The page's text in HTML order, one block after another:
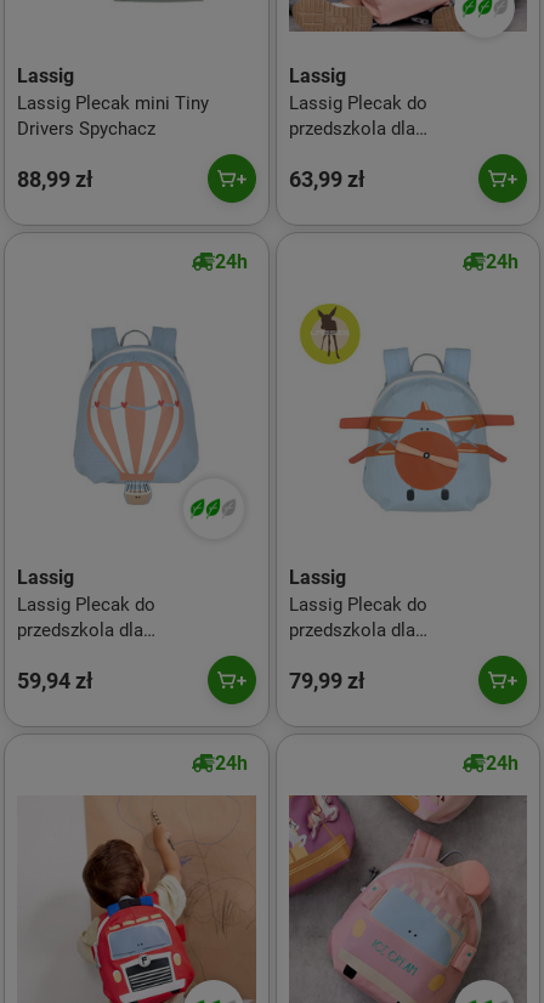
Lassig
Lassig Plecak mini Tiny
Drivers Spychacz
88,99 zł
Lassig
Lassig Plecak do
przedszkola dla
przedszkolaka Tiny Drivers
Diabelski młyn
63,99 zł
24h
Lassig
Lassig Plecak do
przedszkola dla
przedszkolakaTiny Drivers
Balon
59,94 zł
24h
Lassig
Lassig Plecak do
przedszkola dla
przedszkolaka Tiny Drivers
Samolot
79,99 zł
24h 24h